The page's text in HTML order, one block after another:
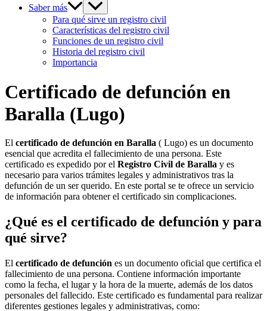
Saber más
Para qué sirve un registro civil
Características del registro civil
Funciones de un registro civil
Historia del registro civil
Importancia
Certificado de defunción en
Baralla (Lugo)
El certificado de defunción en Baralla ( Lugo) es un documento
esencial que acredita el fallecimiento de una persona. Este
certificado es expedido por el Registro Civil de Baralla y es
necesario para varios trámites legales y administrativos tras la
defunción de un ser querido. En este portal se te ofrece un servicio
de información para obtener el certificado sin complicaciones.
¿Qué es el certificado de defunción y para
qué sirve?
El certificado de defunción es un documento oficial que certifica el
fallecimiento de una persona. Contiene información importante
como la fecha, el lugar y la hora de la muerte, además de los datos
personales del fallecido. Este certificado es fundamental para realizar
diferentes gestiones legales y administrativas, como: